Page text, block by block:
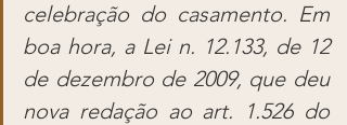
celebração do casamento. Em
boa hora, a Lei n. 12.133, de 12
de dezembro de 2009, que deu
nova redação ao art. 1.526 do